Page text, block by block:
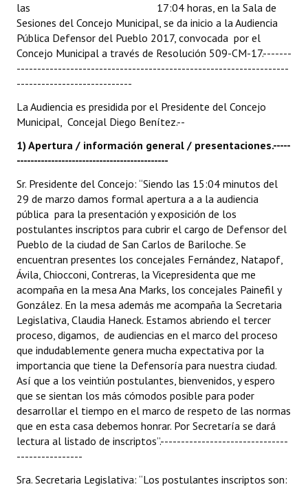
Informes de Unidad Coordinadora
Ejecución Presupuestaria
NORMATIVA
Comunicaciones
Declaraciones
Resoluciones
Resoluciones de Presidencia
INSTITUCIONAL
Antiguos Pobladores
Noticias Destacadas
Registros y Distinciones
Datos Históricos
Premio al Mérito - Registro
Audiencias Públicas - Registro
Mujeres que Dejaron Huellas - Registro
las 17:04 horas, en la Sala de
Sesiones del Concejo Municipal, se da inicio a la Audiencia
Pública Defensor del Pueblo 2017, convocada por el
Concejo Municipal a través de Resolución 509-CM-17.-------
------------------------------------------------------------------
----------------------------
La Audiencia es presidida por el Presidente del Concejo
Municipal, Concejal Diego Benítez.--
1) Apertura / información general / presentaciones.-----
--------------------------------------------
Sr. Presidente del Concejo: “Siendo las 15:04 minutos del
29 de marzo damos formal apertura a a la audiencia
pública para la presentación y exposición de los
postulantes inscriptos para cubrir el cargo de Defensor del
Pueblo de la ciudad de San Carlos de Bariloche. Se
encuentran presentes los concejales Fernández, Natapof,
Ávila, Chiocconi, Contreras, la Vicepresidenta que me
acompaña en la mesa Ana Marks, los concejales Painefil y
González. En la mesa además me acompaña la Secretaria
Legislativa, Claudia Haneck. Estamos abriendo el tercer
proceso, digamos, de audiencias en el marco del proceso
que indudablemente genera mucha expectativa por la
importancia que tiene la Defensoría para nuestra ciudad.
Así que a los veintiún postulantes, bienvenidos, y espero
que se sientan los más cómodos posible para poder
desarrollar el tiempo en el marco de respeto de las normas
que en esta casa debemos honrar. Por Secretaría se dará
lectura al listado de inscriptos”.-------------------------------
----------------
Sra. Secretaria Legislativa: “Los postulantes inscriptos son: